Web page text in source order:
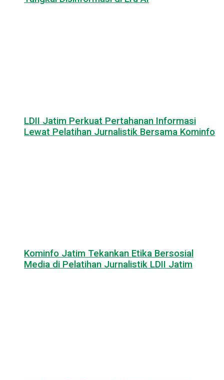
LDII Jatim Perkuat Pertahanan Informasi
Lewat Pelatihan Jurnalistik Bersama Kominfo
Kominfo Jatim Tekankan Etika Bersosial
Media di Pelatihan Jurnalistik LDII Jatim